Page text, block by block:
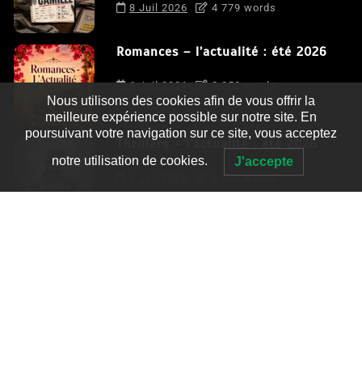
8 Juil 2026 4 779 words
Romances – l’actualité : été 2026
6 Juil 2026 3 052 words
Thrillers – l’actualité : été 2026
2 995 words
Nous utilisons des cookies afin de vous offrir la
meilleure expérience possible sur notre site. En
poursuivant votre navigation sur ce site, vous acceptez
notre utilisation de cookies. J'accepte